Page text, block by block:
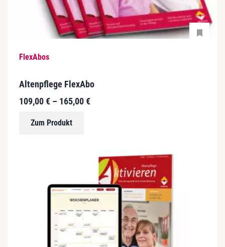
FlexAbos
Altenpflege FlexAbo
109,00€ – 165,00€
Zum Produkt